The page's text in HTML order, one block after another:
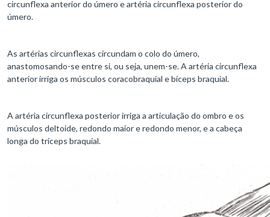
circunflexa anterior do úmero e artéria circunflexa posterior do
úmero.
As artérias circunflexas circundam o colo do úmero,
anastomosando-se entre si, ou seja, unem-se. A artéria circunflexa
anterior irriga os músculos coracobraquial e bíceps braquial.
A artéria circunflexa posterior irriga a articulação do ombro e os
músculos deltoide, redondo maior e redondo menor, e a cabeça
longa do tríceps braquial.